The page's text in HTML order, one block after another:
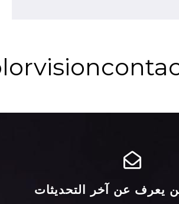
يعرف عن آخر التحديثات